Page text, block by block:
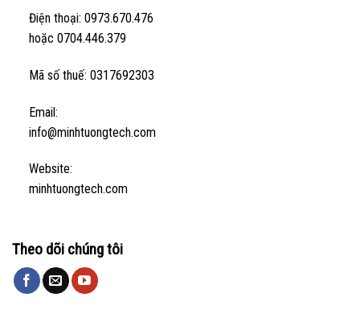
Điện thoại: 0973.670.476
hoặc 0704.446.379
Mã số thuế: 0317692303
Email:
info@minhtuongtech.com
Website:
minhtuongtech.com
Theo dõi chúng tôi